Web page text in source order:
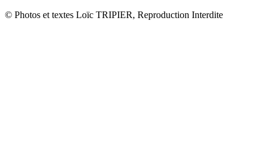
© Photos et textes Loïc TRIPIER, Reproduction Interdite